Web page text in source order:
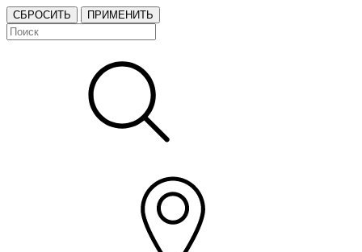
СБРОСИТЬ ПРИМЕНИТЬ